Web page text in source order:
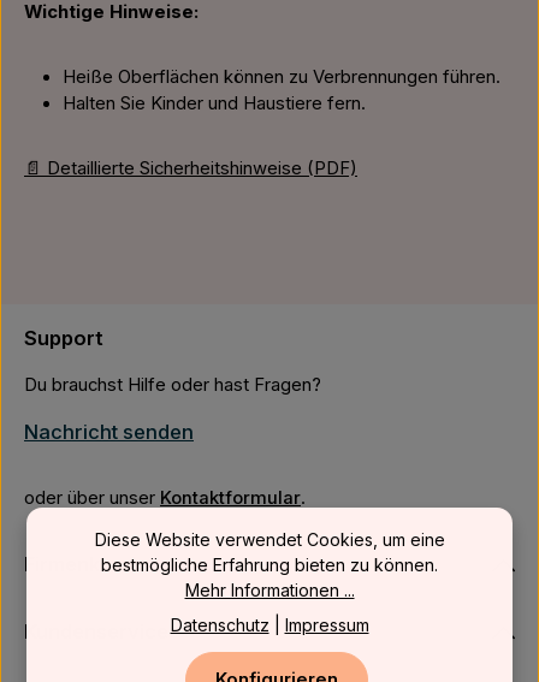
Wichtige Hinweise:
Heiße Oberflächen können zu Verbrennungen führen.
Halten Sie Kinder und Haustiere fern.
📄 Detaillierte Sicherheitshinweise (PDF)
Support
Du brauchst Hilfe oder hast Fragen?
Nachricht senden
oder über unser Kontaktformular.
Firmenkunden
Kundenservice
Diese Website verwendet Cookies, um eine
bestmögliche Erfahrung bieten zu können.
Mehr Informationen ...
Datenschutz
Impressum